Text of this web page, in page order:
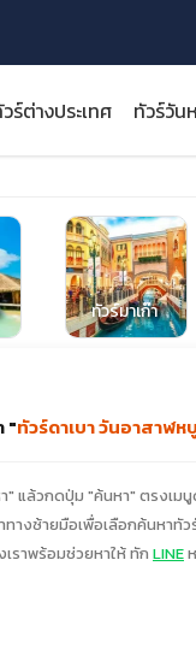
ร์ต่างประเทศ ทัวร์วัน
ทัวร์มาเก๊า
"ทัวร์ดาเบา วันอาสาฬห
แล้วกดปุ่ม "ค้นหา" ตรงเม
างซ้ายมือเพื่อเลือกค้นหาทั
เราพร้อมช่วยหาให้ ทัก LINE